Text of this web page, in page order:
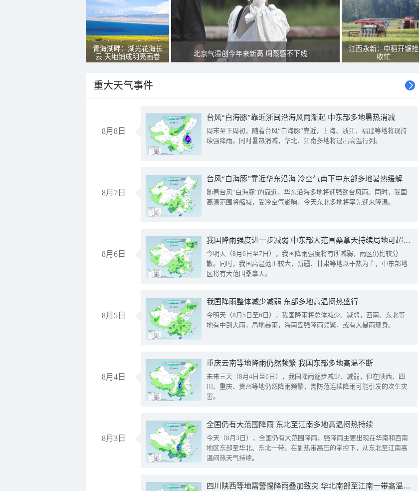
青海湖畔：湖光花海长
云 天地铺成明亮画卷
北京气温创今年来新高 焖蒸感不下线
江西永新：中稻开镰抢
收忙
重大天气事件
8月8日
台风“白海豚”靠近浙闽沿海风雨渐起 中东部多地暑热消减
周末至下周初，随着台风“白海豚”靠近，上海、浙江、福建等地将现持
续强降雨。同时暑热消减，华北、江南多地将退出高温行列。
8月7日
台风“白海豚”靠近华东沿海 冷空气南下中东部多地暑热缓解
随着台风“白海豚”的靠近，华东沿海多地将迎强劲台风雨。同时，我国
高温范围将缩减，受冷空气影响，今天东北多地将率先迎来降温。
8月6日
我国降雨强度进一步减弱 中东部大范围桑拿天持续局地可超38℃
今明天（8月6日至7日），我国降雨强度将有所减弱，雨区仍比较分
散。同时，我国高温范围较大，新疆、甘肃等地以干热为主，中东部地
区将有大范围桑拿天。
8月5日
我国降雨整体减少减弱 东部多地高温闷热盛行
今明天（8月5日至6日），我国降雨将总体减少、减弱，西南、东北等
地有中到大雨，局地暴雨，海南岛强降雨频繁，或有大暴雨现身。
8月4日
重庆云南等地降雨仍然频繁 我国东部多地高温不断
未来三天（8月4日至6日），我国降雨逐步减少、减弱，但在陕西、四
川、重庆、贵州等地仍然降雨频繁，需防范连续降雨可能引发的次生灾
害。
8月3日
全国仍有大范围降雨 东北至江南多地高温闷热持续
今天（8月3日），全国仍有大范围降雨，强降雨主要出现在华南和西南
地区东部至华北、东北一带。在副热带高压的掌控下，从东北至江南高
温闷热天气持续。
四川陕西等地需警惕降雨叠加致灾 华北南部至江南一带高温频现